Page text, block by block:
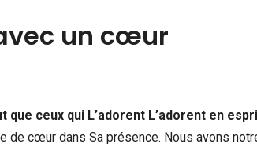
un cœur
que ceux qui L’adorent L’adorent en
de cœur dans Sa présence. Nous avons